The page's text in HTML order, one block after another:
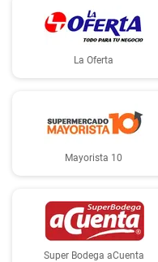
La Oferta
Mayorista 10
Super Bodega aCuenta